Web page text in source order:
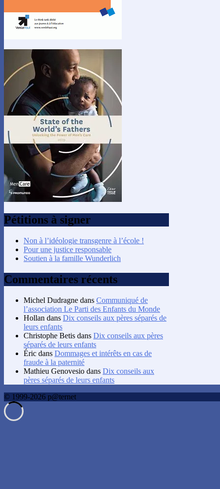
Pétitions à signer
Non à l’idéologie transgenre à l’école !
Pour une justice responsable
Soutien à la famille Wunderlich
Commentaires récents
Michel Dudragne dans Communiqué de
l’association Le Parti des Enfants du Monde
Hollan dans Dix conseils aux pères séparés de
leurs enfants
Christophe Betis dans Dix conseils aux pères
séparés de leurs enfants
Éric dans Dommages et intérêts en cas de
fraude à la paternité
Mathieu Genovesio dans Dix conseils aux
pères séparés de leurs enfants
© 1999-2026 p@ternet